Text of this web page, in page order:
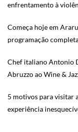
enfrentamento à
Começa hoje em
programação
Chef italiano Antonio
Abruzzo ao Wine &
5 motivos para visitar
experiência